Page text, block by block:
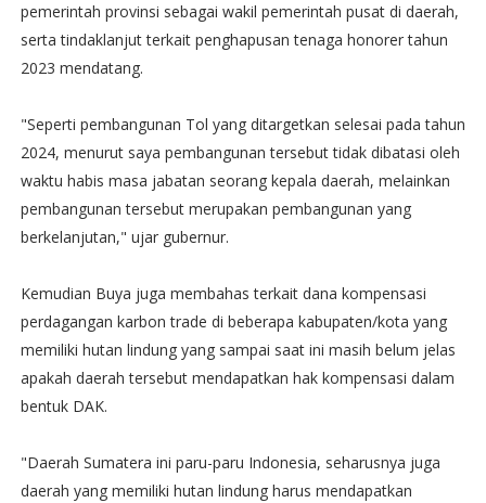
pemerintah provinsi sebagai wakil pemerintah pusat di daerah,
serta tindaklanjut terkait penghapusan tenaga honorer tahun
2023 mendatang.
"Seperti pembangunan Tol yang ditargetkan selesai pada tahun
2024, menurut saya pembangunan tersebut tidak dibatasi oleh
waktu habis masa jabatan seorang kepala daerah, melainkan
pembangunan tersebut merupakan pembangunan yang
berkelanjutan," ujar gubernur.
Kemudian Buya juga membahas terkait dana kompensasi
perdagangan karbon trade di beberapa kabupaten/kota yang
memiliki hutan lindung yang sampai saat ini masih belum jelas
apakah daerah tersebut mendapatkan hak kompensasi dalam
bentuk DAK.
"Daerah Sumatera ini paru-paru Indonesia, seharusnya juga
daerah yang memiliki hutan lindung harus mendapatkan